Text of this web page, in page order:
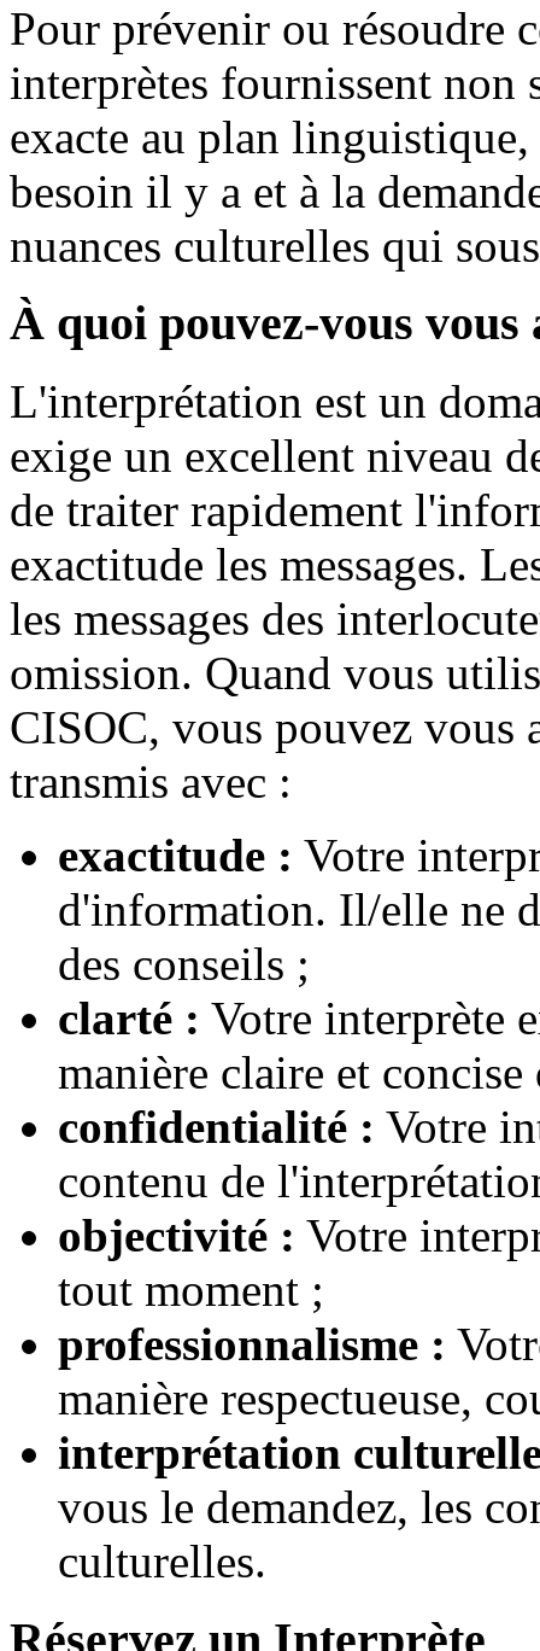
Pour prévenir ou résoudre
interprètes fournissent non
exacte au plan
besoin il y a et à la
nuances culturelles qui
À quoi pouvez-vous
L'interprétation est un
exige un excellent niveau
de traiter rapidement
exactitude les messages.
les messages des
omission. Quand vous
CISOC, vous pouvez vous
transmis avec :
exactitude : Votre
d'information. Il/elle ne
des conseils ;
clarté : Votre interprète
manière claire et
confidentialité : Votre
contenu de
objectivité : Votre
tout moment ;
professionnalisme :
manière respectueuse,
interprétation
vous le demandez, les
culturelles.
Réservez un Interprète